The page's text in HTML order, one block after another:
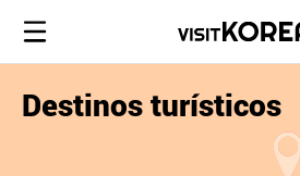
Destinos turísticos